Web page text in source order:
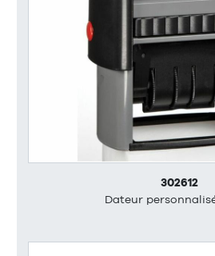
302612
Dateur